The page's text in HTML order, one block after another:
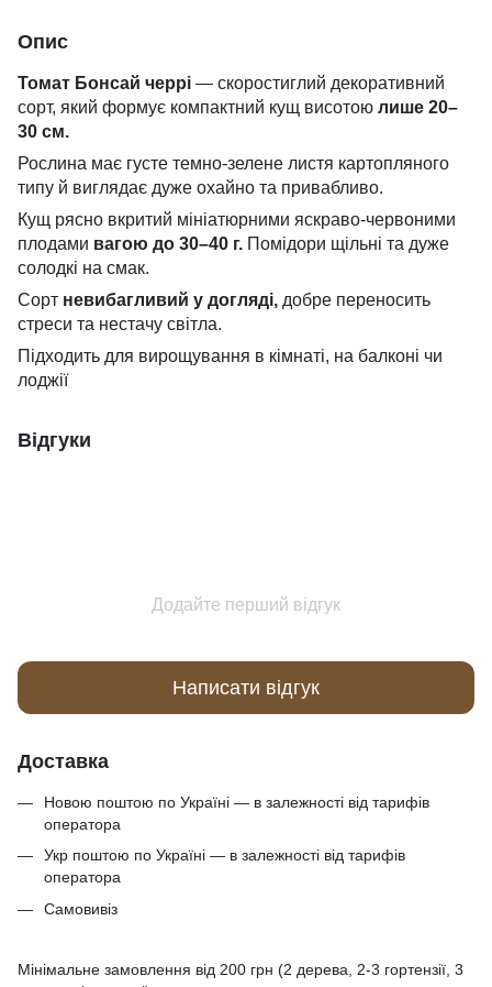
Опис
Томат Бонсай черрі — скоростиглий декоративний
сорт, який формує компактний кущ висотою лише 20–
30 см.
Рослина має густе темно-зелене листя картопляного
типу й виглядає дуже охайно та привабливо.
Кущ рясно вкритий мініатюрними яскраво-червоними
плодами вагою до 30–40 г. Помідори щільні та дуже
солодкі на смак.
Сорт невибагливий у догляді, добре переносить
стреси та нестачу світла.
Підходить для вирощування в кімнаті, на балконі чи
лоджії
Відгуки
Додайте перший відгук
Написати відгук
Доставка
Новою поштою по Україні — в залежності від тарифів
оператора
Укр поштою по Україні — в залежності від тарифів
оператора
Самовивіз
Мінімальне замовлення від 200 грн (2 дерева, 2-3 гортензії, 3